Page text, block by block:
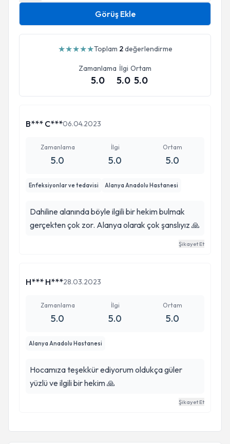
Görüş Ekle
★★★★★Toplam 2değerlendirme
Zamanlama
5.0
İlgi
5.0
Ortam
5.0
B*** C***06.04.2023
Zamanlama
5.0
İlgi
5.0
Ortam
5.0
Enfeksiyonlar ve tedavisi Alanya Anadolu Hastanesi
Dahiline alanında böyle ilgili bir hekim bulmak
gerçekten çok zor. Alanya olarak çok şanslıyız 🙏
Şikayet Et
H*** H***28.03.2023
Zamanlama
5.0
İlgi
5.0
Ortam
5.0
Alanya Anadolu Hastanesi
Hocamıza teşekkür ediyorum oldukça güler
yüzlü ve ilgili bir hekim 🙏
Şikayet Et